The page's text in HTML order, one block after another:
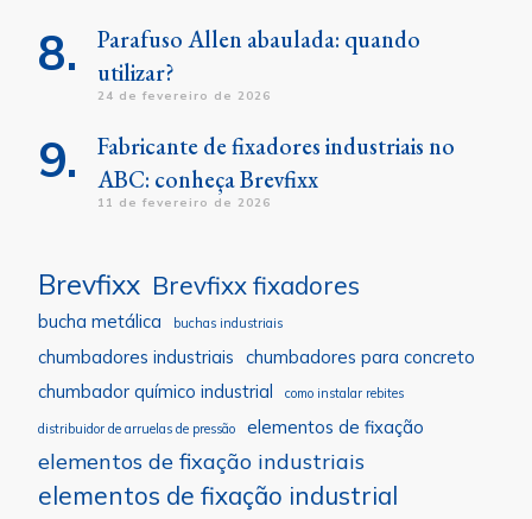
Parafuso Allen abaulada: quando
utilizar?
24 de fevereiro de 2026
Fabricante de fixadores industriais no
ABC: conheça Brevfixx
11 de fevereiro de 2026
Brevfixx Brevfixx fixadores
bucha metálica buchas industriais
chumbadores industriais chumbadores para concreto
chumbador químico industrial
como instalar rebites
distribuidor de arruelas de pressão elementos de fixação
elementos de fixação industriais
elementos de fixação industrial